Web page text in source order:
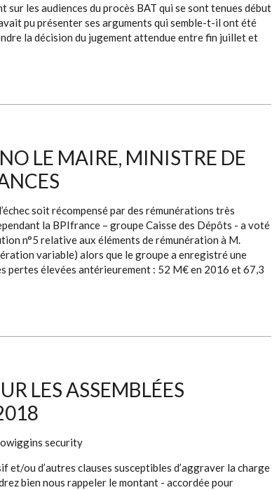
les audiences du procès BAT qui se sont tenues début
pu présenter ses arguments qui semble-t-il ont été
la décision du jugement attendue entre fin juillet et
LE MAIRE, MINISTRE DE
soit récompensé par des rémunérations très
la BPIfrance – groupe Caisse des Dépôts - a voté
n°5 relative aux éléments de rémunération à M.
variable) alors que le groupe a enregistré une
pertes élevées antérieurement : 52 M€ en 2016 et 67,3
LES ASSEMBLÉES
security
et/ou d’autres clauses susceptibles d’aggraver la charge
bien nous rappeler le montant - accordée pour